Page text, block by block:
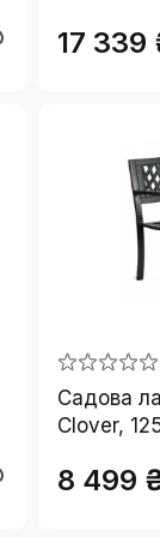
17 339
Садова
Clover,
8 499